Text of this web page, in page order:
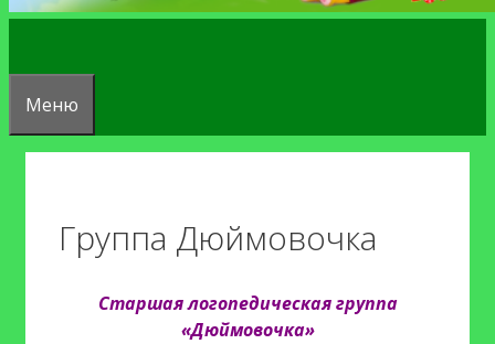
Меню
Группа Дюймовочка
Старшая логопедическая группа
«Дюймовочка»